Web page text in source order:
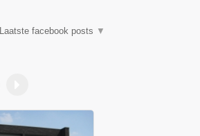
Laatste facebook posts ▼